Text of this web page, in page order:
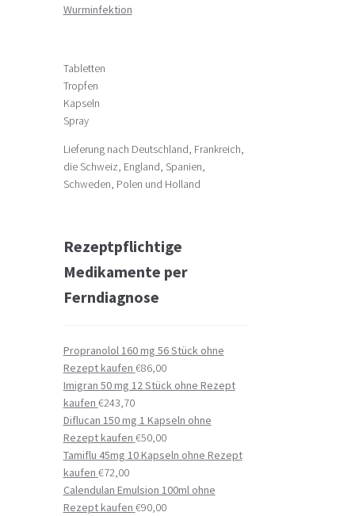
Wurminfektion
Tabletten
Tropfen
Kapseln
Spray
Lieferung nach Deutschland, Frankreich,
die Schweiz, England, Spanien,
Schweden, Polen und Holland
Rezeptpflichtige
Medikamente per
Ferndiagnose
Propranolol 160 mg 56 Stück ohne
Rezept kaufen €86,00
Imigran 50 mg 12 Stück ohne Rezept
kaufen €243,70
Diflucan 150 mg 1 Kapseln ohne
Rezept kaufen €50,00
Tamiflu 45mg 10 Kapseln ohne Rezept
kaufen €72,00
Calendulan Emulsion 100ml ohne
Rezept kaufen €90,00